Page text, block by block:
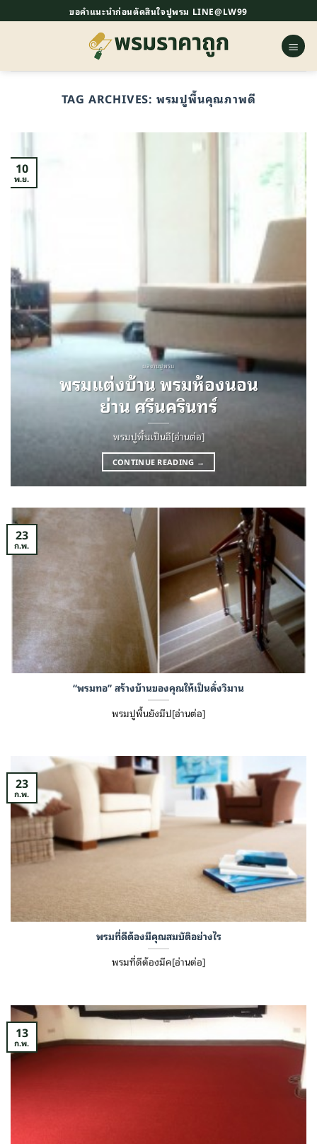
ไป
ขอคำแนะนำก่อนตัดสินใจปูพรม LINE@LW99
TAG ARCHIVES: พรมปูพื้นคุณภาพดี
ผลงานปูพรม
พรมแต่งบ้าน พรมห้องนอน
ย่าน ศรีนครินทร์
พรมปูพื้นเป็นอี[อ่านต่อ]
CONTINUE READING →
10
พ.ย.
“พรมทอ” สร้างบ้านของคุณให้เป็นดั่งวิมาน
พรมปูพื้นยังมีป[อ่านต่อ]
23
ก.พ.
พรมที่ดีต้องมีคุณสมบัติอย่างไร
พรมที่ดีต้องมีค[อ่านต่อ]
23
ก.พ.
13
ก.พ.